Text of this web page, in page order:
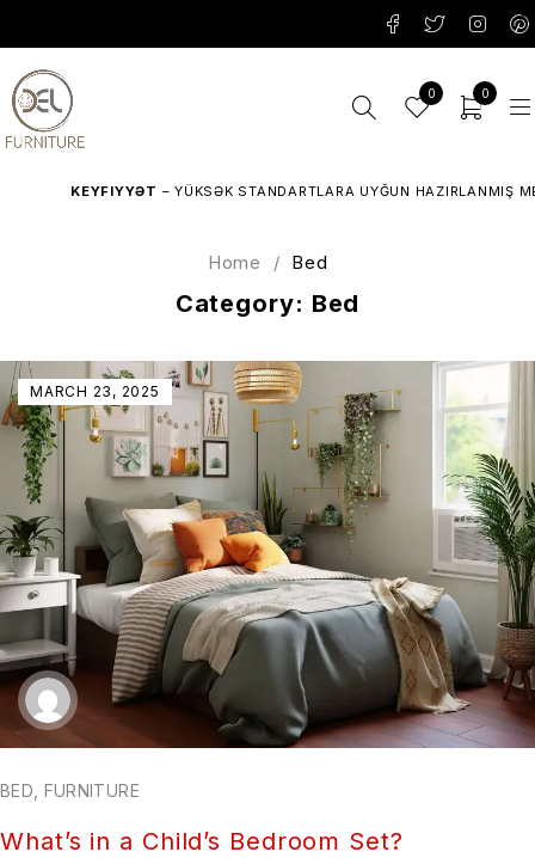
0 0
KEYFIYYƏT– YÜKSƏK STANDARTLARA UYĞUN HAZIRLANMIŞ
Category: Bed
Home / Bed
MARCH 23, 2025
BED FURNITURE
What’s in a Child’s Bedroom Set?